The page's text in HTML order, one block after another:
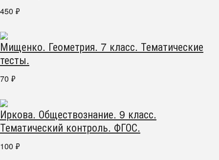
450 ₽
Мищенко. Геометрия. 7 класс. Тематические
тесты.
70 ₽
Иркова. Обществознание. 9 класс.
Тематический контроль. ФГОС.
100 ₽